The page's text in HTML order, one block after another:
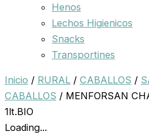
Henos
Lechos Higienicos
Snacks
Transportines
Inicio / RURAL / CABALLOS /
CABALLOS / MENFORSAN
1lt.BIO
Loading...